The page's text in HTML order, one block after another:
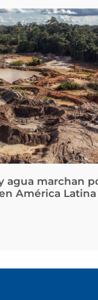
agua marchan
América Latina